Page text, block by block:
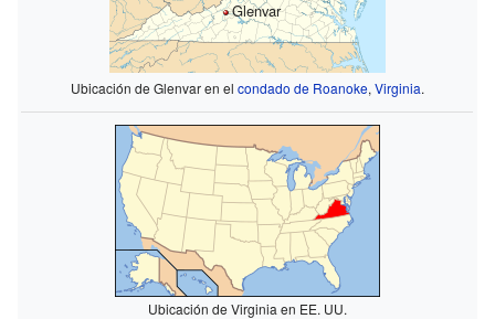
Glenvar
Ubicación de Glenvar en el condado de Roanoke, Virginia.
Ubicación de Virginia en EE. UU.